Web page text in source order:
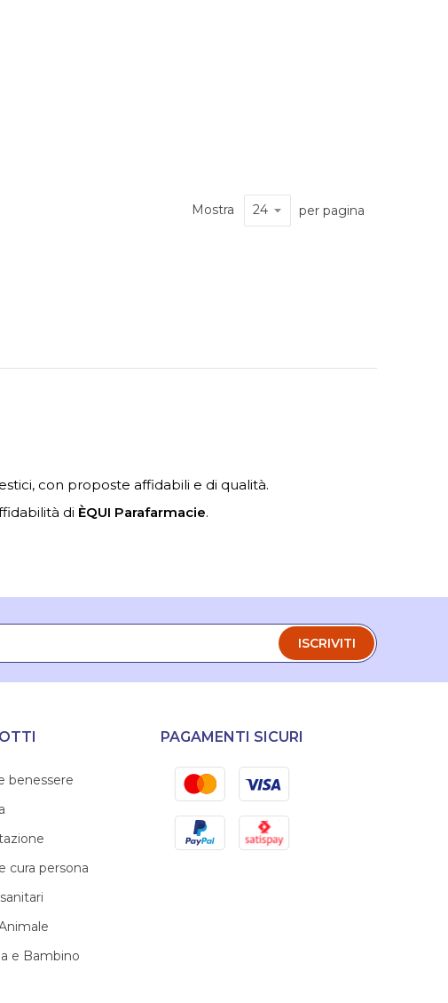
Mostra per pagina
con proposte affidabili e di qualità.
di ÈQUI Parafarmacie.
ISCRIVITI
benessere
cura persona
e Bambino
PAGAMENTI SICURI
MastercardVisa
PayPal Satispay